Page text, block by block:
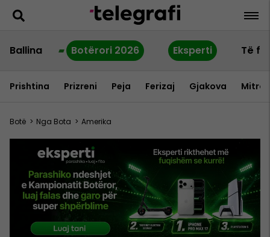
Ballina Botërori 2026 Eksperti Të
Prishtina Prizreni Peja Ferizaj Gjakova
Botë > Nga Bota > Amerika